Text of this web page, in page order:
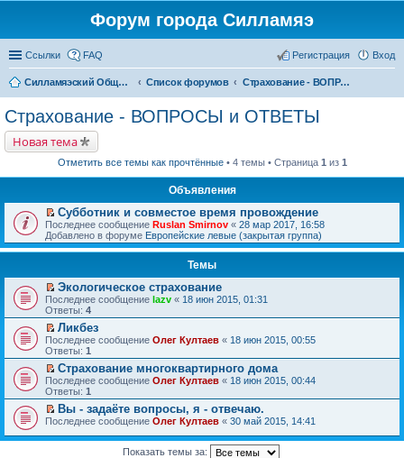
Форум города Силламяэ
Ссылки FAQ Вход
Регистрация
Силламяэский Общественный Новостной портал Список форумов Страхование - ВОПРОСЫ и ОТВЕТЫ
Страхование - ВОПРОСЫ и ОТВЕТЫ
Новая тема
Отметить все темы как прочтённые• 4 темы • Страница 1 из 1
Объявления
П
е
р
е
т
и
к
п
е
р
в
о
м
у
н
е
п
р
о
ч
Субботник и совместое время провождение
Последнее сообщение Ruslan Smirnov « 28 мар 2017, 16:58
Добавлено в форуме Европейские левые (закрытая группа)
Темы
П
е
р
е
й
т
и
к
п
е
р
в
о
м
Экологическое страхование
Последнее сообщение lazv « 18 июн 2015, 01:31
Ответы: 4
П
е
р
е
й
т
и
к
п
е
Ликбез
Последнее сообщение Олег Култаев « 18 июн 2015, 00:55
Ответы: 1
П
е
р
е
й
и
Страхование многоквартирного дома
Последнее сообщение Олег Култаев « 18 июн 2015, 00:44
Ответы: 1
П
р
Вы - задаёте вопросы, я - отвечаю.
Последнее сообщение Олег Култаев « 30 май 2015, 14:41
Показать темы за: